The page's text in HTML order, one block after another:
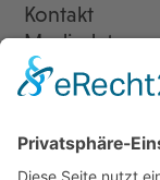
Kontakt
Mediadaten
Newsletter
LogIn
Legal